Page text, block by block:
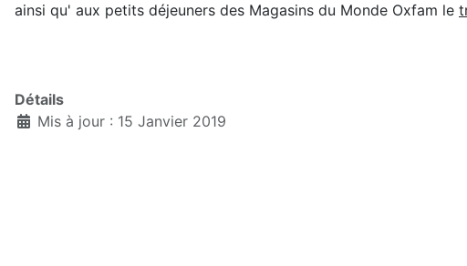
ainsi qu' aux petits déjeuners des Magasins du Monde Oxfam le
Détails
Mis à jour : 15 Janvier 2019